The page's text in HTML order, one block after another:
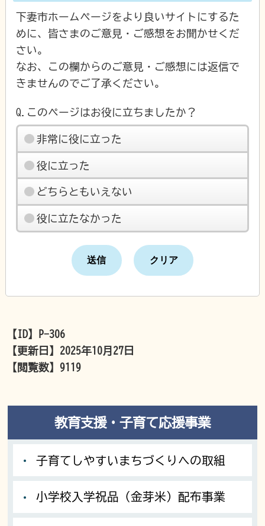
下妻市ホームページをより良いサイトにするた
めに、皆さまのご意見・ご感想をお聞かせくだ
さい。
なお、この欄からのご意見・ご感想には返信で
きませんのでご了承ください。
Q.このページはお役に立ちましたか？
非常に役に立った
役に立った
どちらともいえない
役に立たなかった
【ID】
P-306
【更新日】 2025年10月27日
【閲覧数】9119
教育支援・子育て応援事業
子育てしやすいまちづくりへの取組
小学校入学祝品（金芽米）配布事業